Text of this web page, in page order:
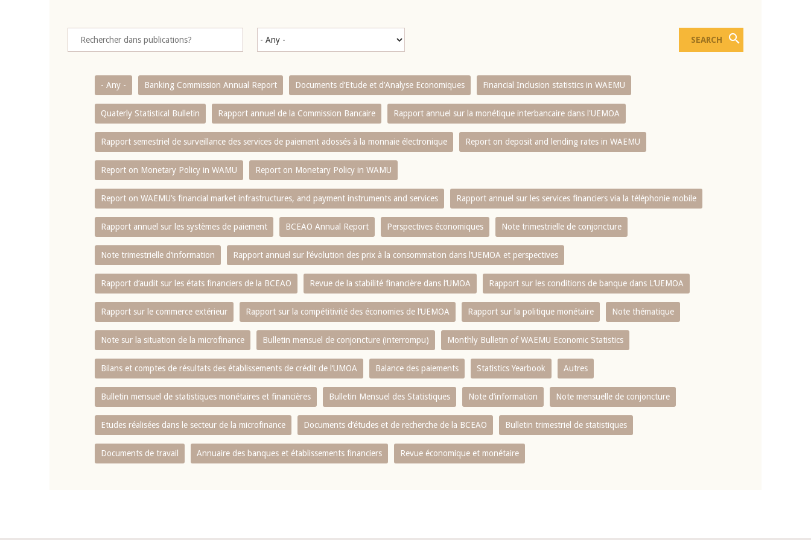
- Any - Banking Commission Annual Report Documents d’Etude et d’Analyse Economiques Financial Inclusion statistics in WAEMU
Quaterly Statistical Bulletin Rapport annuel de la Commission Bancaire Rapport annuel sur la monétique interbancaire dans l'UEMOA
Rapport semestriel de surveillance des services de paiement adossés à la monnaie électronique Report on deposit and lending rates in WAEMU
Report on Monetary Policy in WAMU Report on Monetary Policy in WAMU
Report on WAEMU’s financial market infrastructures, and payment instruments and services Rapport annuel sur les services financiers via la téléphonie mobile
Rapport annuel sur les systèmes de paiement BCEAO Annual Report Perspectives économiques Note trimestrielle de conjoncture
Note trimestrielle d‘information Rapport annuel sur l‘évolution des prix à la consommation dans l‘UEMOA et perspectives
Rapport d‘audit sur les états financiers de la BCEAO Revue de la stabilité financière dans l‘UMOA Rapport sur les conditions de banque dans L‘UEMOA
Rapport sur le commerce extérieur Rapport sur la compétitivité des économies de l‘UEMOA Rapport sur la politique monétaire Note thématique
Note sur la situation de la microfinance Bulletin mensuel de conjoncture (interrompu) Monthly Bulletin of WAEMU Economic Statistics
Bilans et comptes de résultats des établissements de crédit de l‘UMOA Balance des paiements Statistics Yearbook Autres
Bulletin mensuel de statistiques monétaires et financières Bulletin Mensuel des Statistiques Note d’information Note mensuelle de conjoncture
Etudes réalisées dans le secteur de la microfinance Documents d’études et de recherche de la BCEAO Bulletin trimestriel de statistiques
Documents de travail Annuaire des banques et établissements financiers Revue économique et monétaire